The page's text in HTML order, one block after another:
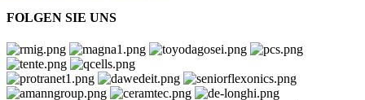
FOLGEN SIE UNS